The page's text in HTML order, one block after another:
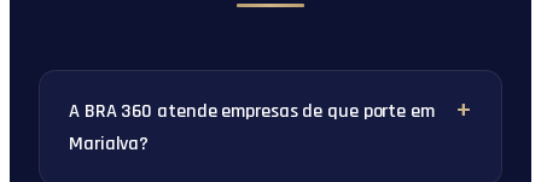
A BRA 360 atende empresas de que porte em
Marialva?